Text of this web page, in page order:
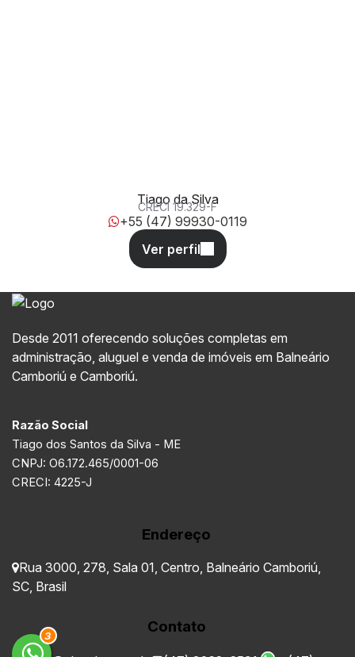
3
Tiago da Silva
CRECI 19.329-F
+55 (47) 99930-0119
Desde 2011 oferecendo soluções completas em
administração, aluguel e venda de imóveis em Balneário
Camboriú e Camboriú.
Razão Social
Tiago dos Santos da Silva - ME
CNPJ: O6.172.465/0001-06
CRECI: 4225-J
Endereço
Rua 3000 278 Sala 01 Centro Balneário Camboriú
SC Brasil
Contato